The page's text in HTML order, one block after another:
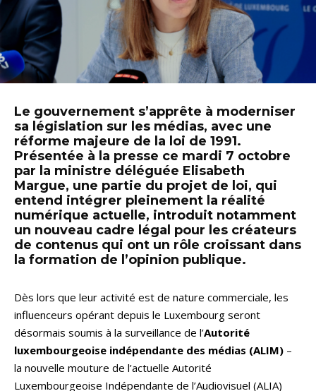
Le gouvernement s’apprête à moderniser
sa législation sur les médias, avec une
réforme majeure de la loi de 1991.
Présentée à la presse ce mardi 7 octobre
par la ministre déléguée Elisabeth
Margue, une partie du projet de loi, qui
entend intégrer pleinement la réalité
numérique actuelle, introduit notamment
un nouveau cadre légal pour les créateurs
de contenus qui ont un rôle croissant dans
la formation de l’opinion publique.
Dès lors que leur activité est de nature commerciale, les
influenceurs opérant depuis le Luxembourg seront
désormais soumis à la surveillance de l’Autorité
luxembourgeoise indépendante des médias (ALIM) –
la nouvelle mouture de l’actuelle Autorité
Luxembourgeoise Indépendante de l’Audiovisuel (ALIA)